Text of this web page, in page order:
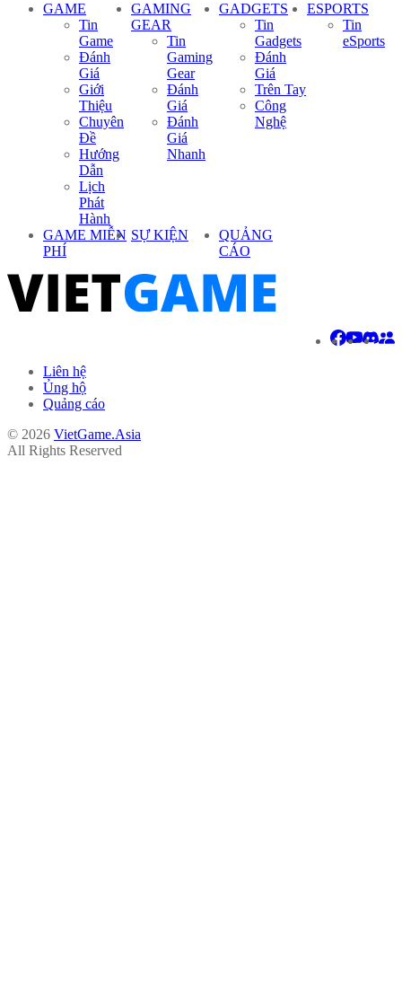
GAME
Tin
Game
Đánh
Giá
Giới
Thiệu
Chuyên
Đề
Hướng
Dẫn
Lịch
Phát
Hành
GAMING
GEAR
Tin
Gaming
Gear
Đánh
Giá
Đánh
Giá
Nhanh
GADGETS
Tin
Gadgets
Đánh
Giá
Trên Tay
Công
Nghệ
ESPORTS
Tin
eSports
GAME MIỄN
PHÍ
SỰ KIỆN
QUẢNG
CÁO
Liên hệ
Ủng hộ
Quảng cáo
© 2026 VietGame.Asia
All Rights Reserved